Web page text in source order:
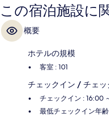
この宿泊施設に
概要
ホテルの規模
客室 : 101
チェックイン / チェッ
チェックイン : 16:00
最低チェックイン年齢